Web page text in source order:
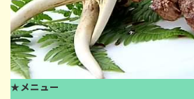
★メニュー